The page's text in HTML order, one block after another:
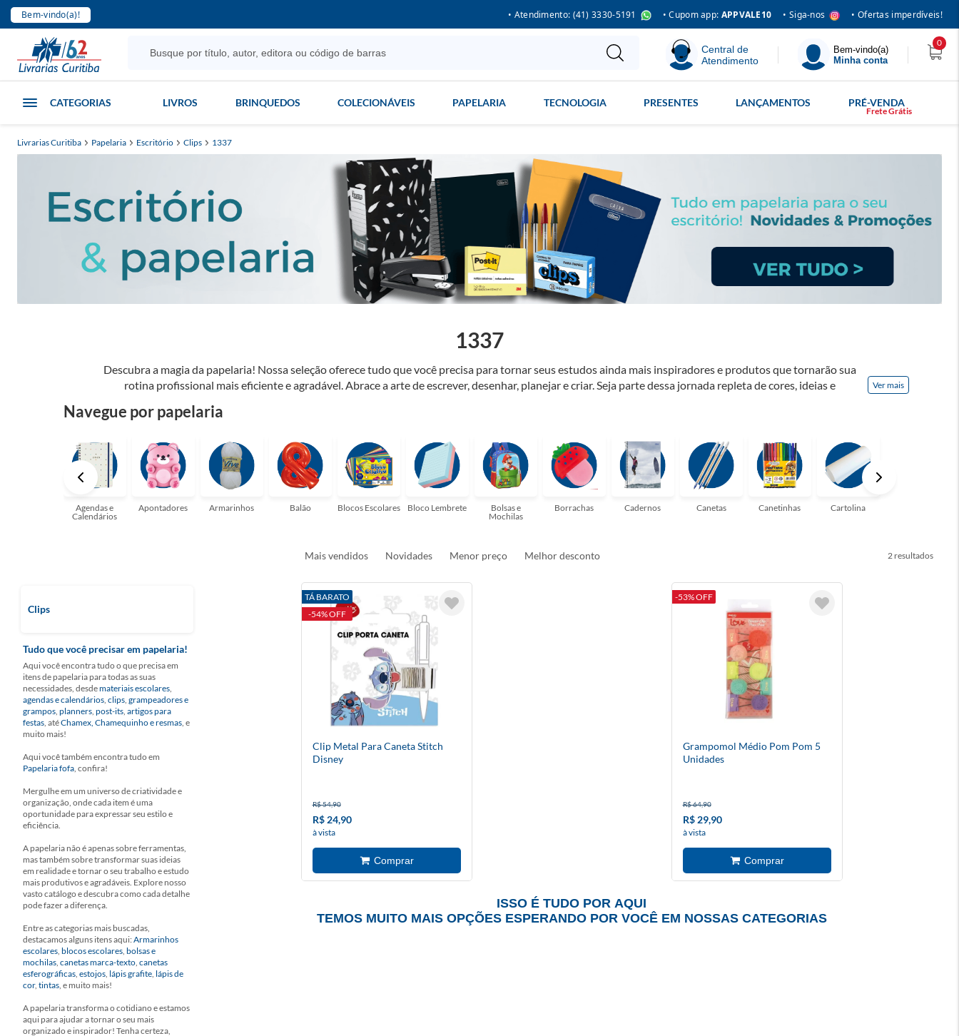
Bem-vindo(a)! • Atendimento: (41) 3330-5191 • Cupom app: APPVALE10 • Siga-nos • Ofertas imperdíveis!
Central de
Atendimento
Bem-vindo(a)
Minha conta
0
CATEGORIAS LIVROS BRINQUEDOS COLECIONÁVEIS PAPELARIA TECNOLOGIA PRESENTES LANÇAMENTOS PRÉ-VENDA
Livrarias Curitiba Papelaria Escritório Clips 1337
Descubra a magia da papelaria! Nossa seleção oferece tudo que você precisa para tornar seus estudos ainda mais inspiradores e produtos que tornarão sua
rotina profissional mais eficiente e agradável. Abrace a arte de escrever, desenhar, planejar e criar. Seja parte dessa jornada repleta de cores, ideias e
perfeito para suas aulas, profissionais que buscam organizar seus escritórios, temos tudo que você precisa!
Ver mais
1337
Navegue por papelaria
Agendas e
Calendários
Apontadores Armarinhos Balão Blocos Escolares Bloco Lembrete
Bolsas e
Mochilas
Borrachas Cadernos Canetas Canetinhas Cartolina
Mais vendidos Novidades Menor preço Melhor desconto 2
Clips
Tudo que você precisar em papelaria!
Aqui você encontra tudo o que precisa em
itens de papelaria para todas as suas
necessidades, desdemateriais escolares,
agendas e calendários, clips, grampeadores e
grampos, planners, post-its, artigos para
festas, atéChamex, Chamequinho e resmas, e
muito mais!
Aqui você também encontra tudo em
Papelaria fofa, confira!
Mergulhe em um universo de criatividade e
organização, onde cada item é uma
oportunidade para expressar seu estilo e
eficiência.
A papelaria não é apenas sobre ferramentas,
mas também sobre transformar suas ideias
em realidade e tornar o seu trabalho e estudo
mais produtivos e agradáveis. Explore nosso
vasto catálogo e descubra como cada detalhe
pode fazer a diferença.
Entre as categorias mais buscadas,
destacamos alguns itens aqui:Armarinhos
escolares, blocos escolares, bolsas e
mochilas, canetas marca-texto, canetas
esferográficas, estojos, lápis grafite, lápis de
cor, tintas, e muito mais!
A papelaria transforma o cotidiano e estamos
aqui para ajudar a tornar o seu mais
organizado e inspirador! Tenha certeza,
TÁ BARATO
-54% OFF
Clip Metal Para Caneta Stitch
Disney
R$ 54,90
R$ 24,90
à vista
-53% OFF
Grampomol Médio Pom Pom 5
Unidades
R$ 64,90
R$ 29,90
à vista
ISSO É TUDO POR AQUI
TEMOS MUITO MAIS OPÇÕES ESPERANDO POR VOCÊ EM NOSSAS CATEGORIAS